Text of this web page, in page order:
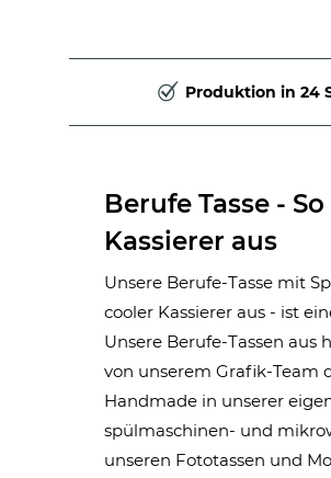
Produktion in 24
Berufe Tasse -
Kassierer aus
Unsere Berufe-Tasse mit
cooler Kassierer aus - ist
Unsere Berufe-Tassen
von unserem Grafik-Team
Handmade in unserer
spülmaschinen- und
unseren Fototassen und